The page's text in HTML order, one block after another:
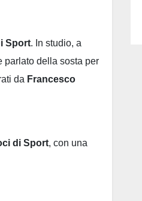
Sport. In studio, a
parlato della sosta per
da Francesco
di Sport, con una